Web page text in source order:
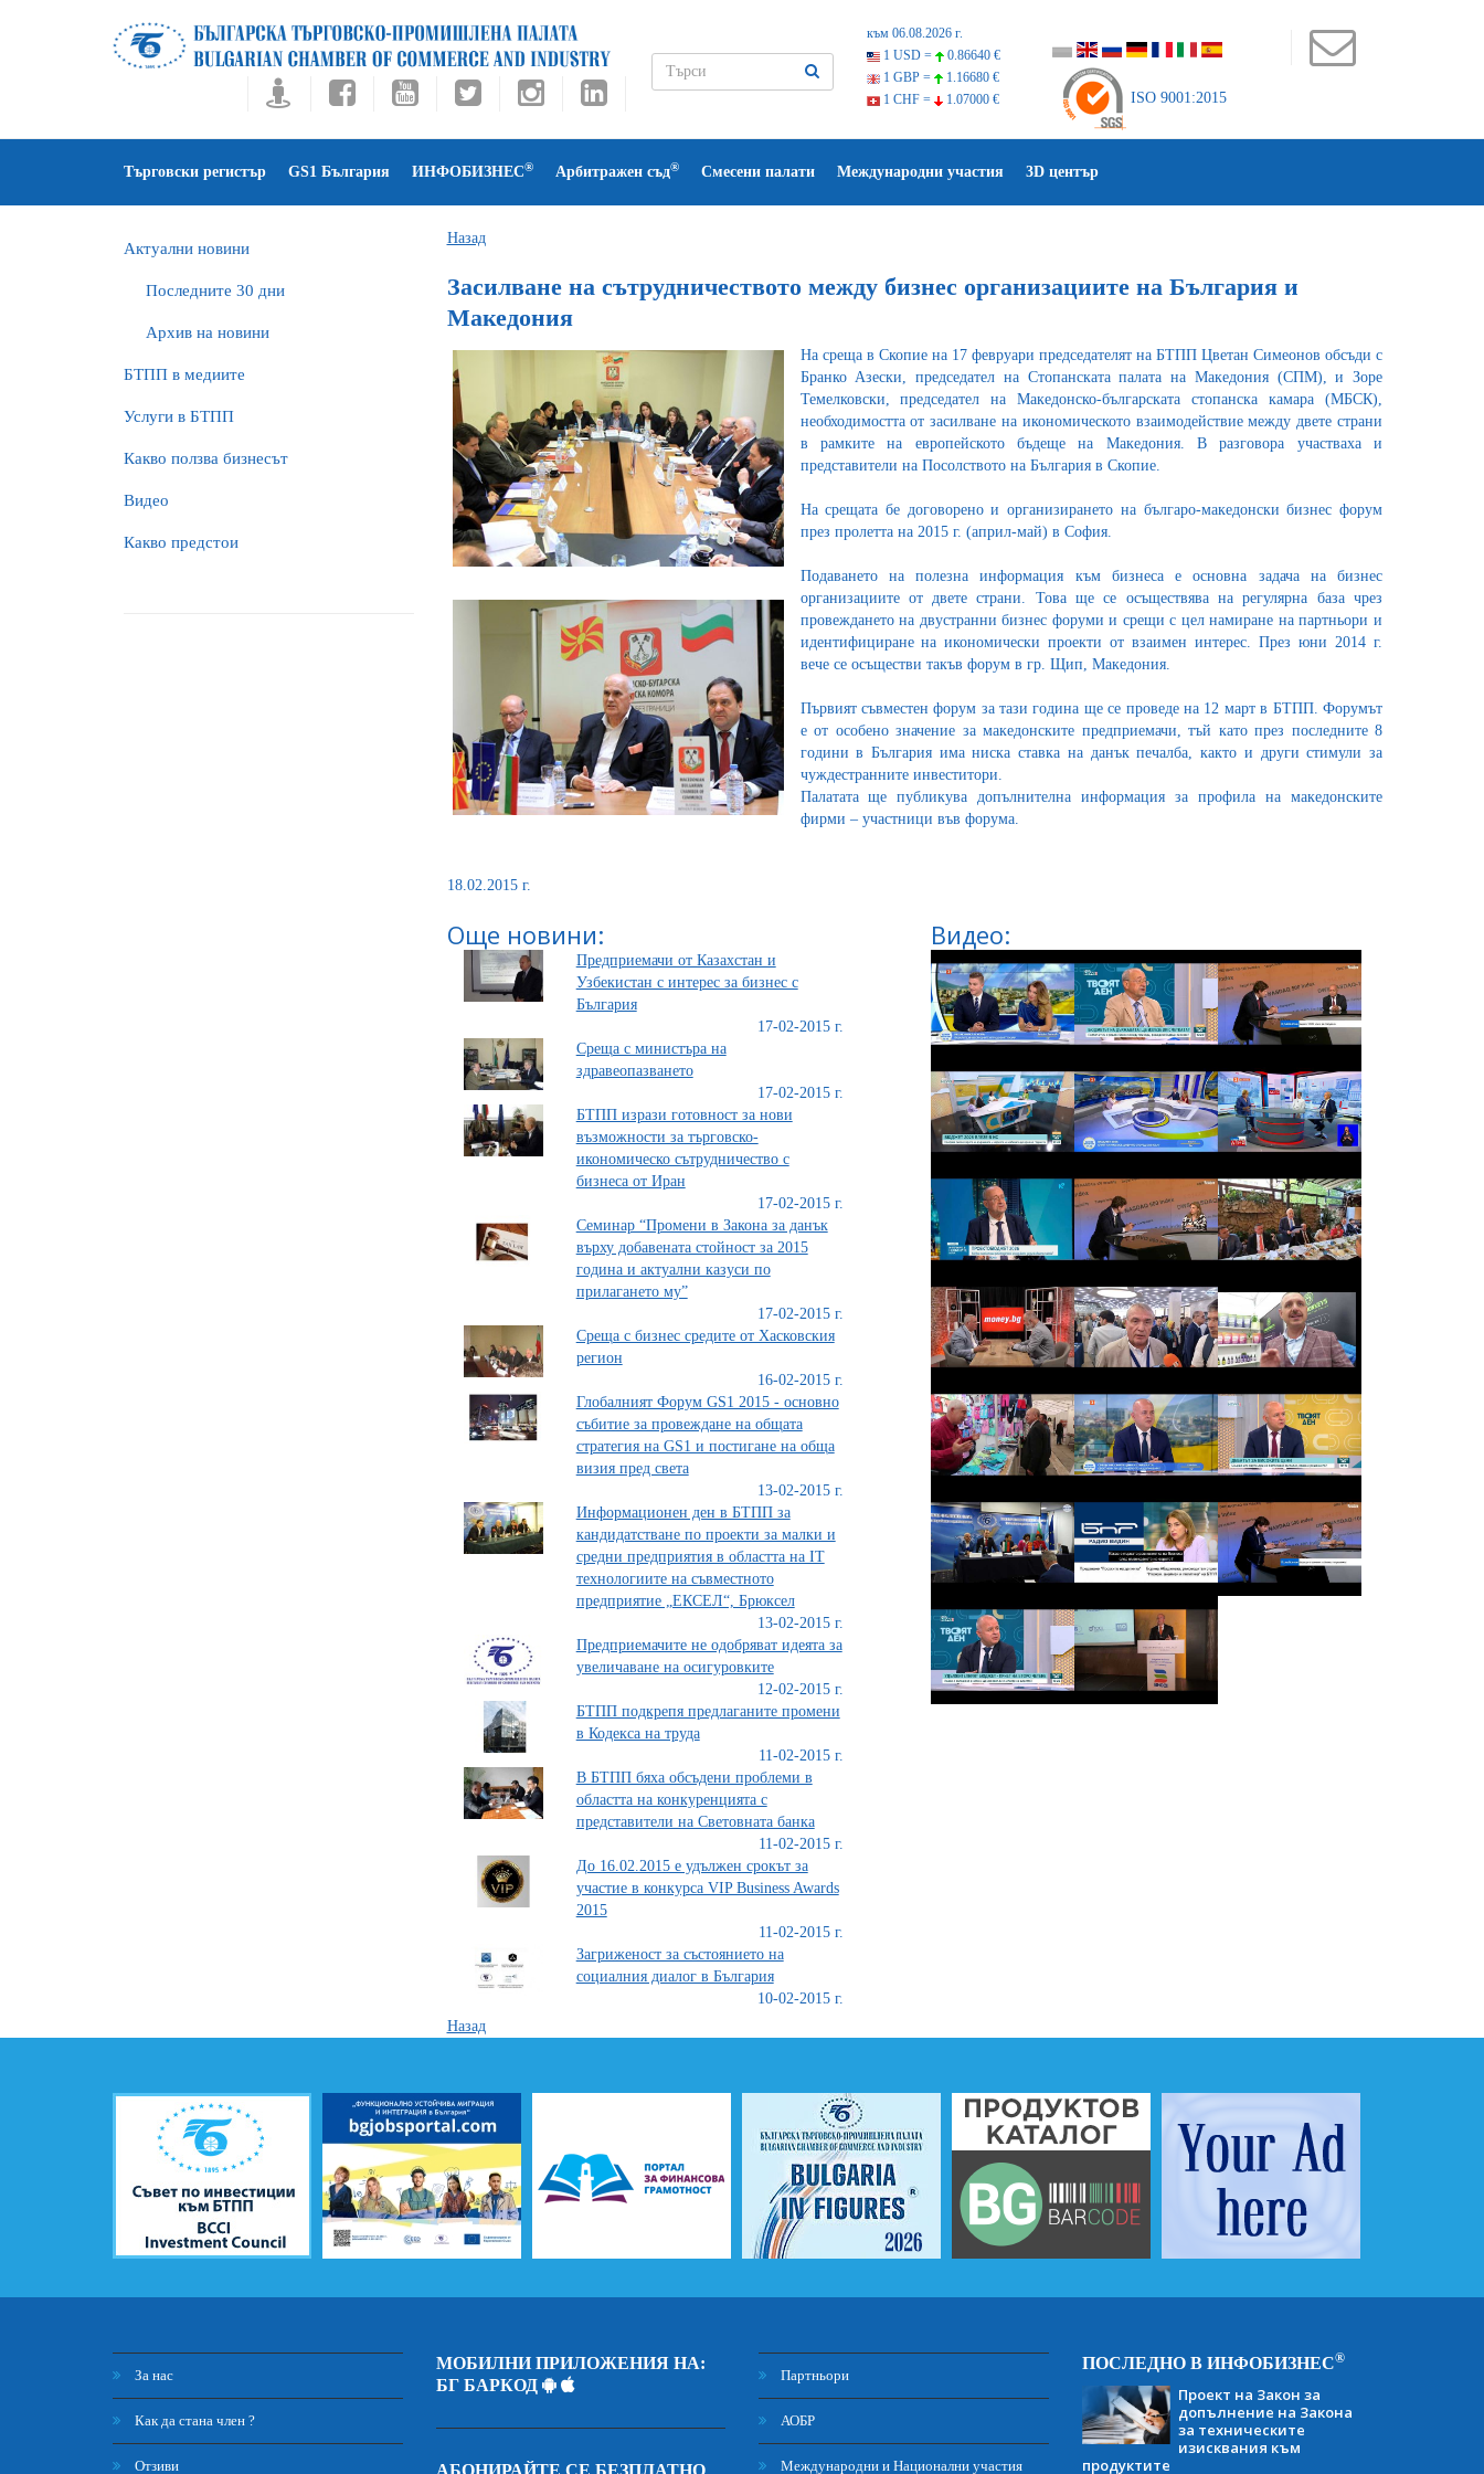
към 06.08.2026 г.
1 USD =
0.86640 €
1 GBP =
1.16680 €
1 CHF =
1.07000 € ISO 9001:2015
Търговски регистър GS1 България ИНФОБИЗНЕС® Арбитражен съд® Смесени палати Международни участия 3D център
Актуални новини
Последните 30 дни
Архив на новини
БTПП в медиите
Услуги в БТПП
Какво ползва бизнесът
Видео
Какво предстои
Назад
Засилване на сътрудничеството между бизнес организациите на България и
Македония
На среща в Скопие на 17 февруари председателят на БТПП Цветан Симеонов обсъди с
Бранко Азески, председател на Стопанската палата на Македония (СПМ), и Зоре
Темелковски, председател на Македонско-българската стопанска камара (МБСК),
необходимостта от засилване на икономическото взаимодействие между двете страни
в рамките на европейското бъдеще на Македония. В разговора участваха и
представители на Посолството на България в Скопие.
На срещата бе договорено и организирането на българо-македонски бизнес форум
през пролетта на 2015 г. (април-май) в София.
Подаването на полезна информация към бизнеса е основна задача на бизнес
организациите от двете страни. Това ще се осъществява на регулярна база чрез
провеждането на двустранни бизнес форуми и срещи с цел намиране на партньори и
идентифициране на икономически проекти от взаимен интерес. През юни 2014 г.
вече се осъществи такъв форум в гр. Щип, Македония.
Първият съвместен форум за тази година ще се проведе на 12 март в БТПП. Форумът
е от особено значение за македонските предприемачи, тъй като през последните 8
години в България има ниска ставка на данък печалба, както и други стимули за
чуждестранните инвеститори.
Палатата ще публикува допълнителна информация за профила на македонските
фирми – участници във форума.
18.02.2015 г.
Още новини:
Предприемачи от Казахстан и
Узбекистан с интерес за бизнес с
България
17-02-2015 г.
Среща с министъра на
здравеопазването
17-02-2015 г.
БТПП изрази готовност за нови
възможности за търговско-
икономическо сътрудничество с
бизнеса от Иран
17-02-2015 г.
Семинар “Промени в Закона за данък
върху добавената стойност за 2015
година и актуални казуси по
прилагането му”
17-02-2015 г.
Среща с бизнес средите от Хасковския
регион
16-02-2015 г.
Глобалният Форум GS1 2015 - основно
събитие за провеждане на общата
стратегия на GS1 и постигане на обща
визия пред света
13-02-2015 г.
Информационен ден в БТПП за
кандидатстване по проекти за малки и
средни предприятия в областта на IT
технологиите на съвместното
предприятие „ЕКСЕЛ“, Брюксел
13-02-2015 г.
Предприемачите не одобряват идеята за
увеличаване на осигуровките
12-02-2015 г.
БТПП подкрепя предлаганите промени
в Кодекса на труда
11-02-2015 г.
В БТПП бяха обсъдени проблеми в
областта на конкуренцията с
представители на Световната банка
11-02-2015 г.
До 16.02.2015 е удължен срокът за
участие в конкурса VIP Business Awards
2015
11-02-2015 г.
Загриженост за състоянието на
социалния диалог в България
10-02-2015 г.
Видео:
Назад
За нас
Как да стана член ?
Отзиви
МОБИЛНИ ПРИЛОЖЕНИЯ НА:
БГ БАРКОД
АБОНИРАЙТЕ СЕ БЕЗПЛАТНО
Партньори
АОБР
Международни и Национални участия
ПОСЛЕДНО В ИНФОБИЗНЕС®
Проект на Закон за
допълнение на Закона
за техническите
изисквания към
продуктите